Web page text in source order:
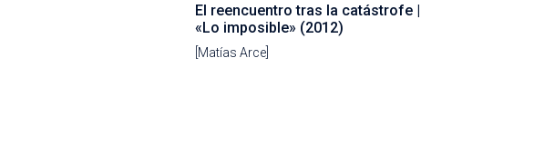
El reencuentro tras la catástrofe |
«Lo imposible» (2012)
[Matías Arce]